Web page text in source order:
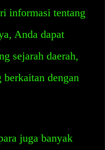
informasi tentang
Anda dapat
sejarah daerah,
dengan
juga banyak